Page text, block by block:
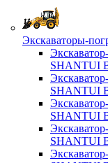
Экскаваторы-
SHANTUI
SHANTUI
SHANTUI
SHANTUI